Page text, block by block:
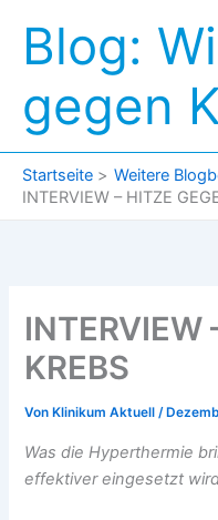
Inhalt
springen
Blog:
gegen
Startseite
Weitere
INTERVIEW – HITZE
INTERVIEW
KREBS
Von Klinikum Aktuell/
Was die Hyperthermie
effektiver eingesetzt